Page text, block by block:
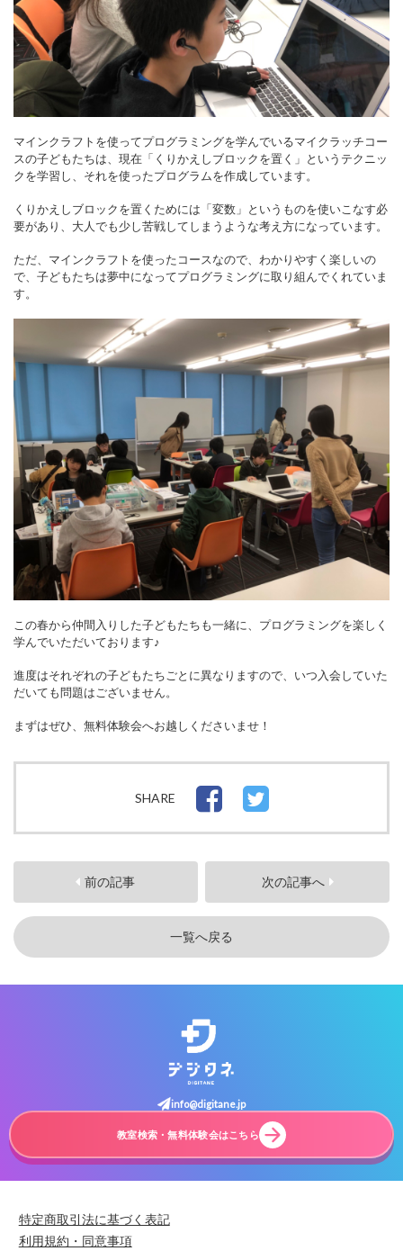
マインクラフトを使ってプログラミングを学んでいるマイクラッチコー
スの子どもたちは、現在「くりかえしブロックを置く」というテクニッ
クを学習し、それを使ったプログラムを作成しています。
くりかえしブロックを置くためには「変数」というものを使いこなす必
要があり、大人でも少し苦戦してしまうような考え方になっています。
ただ、マインクラフトを使ったコースなので、わかりやすく楽しいの
で、子どもたちは夢中になってプログラミングに取り組んでくれていま
す。
この春から仲間入りした子どもたちも一緒に、プログラミングを楽しく
学んでいただいております♪
進度はそれぞれの子どもたちごとに異なりますので、いつ入会していた
だいても問題はございません。
まずはぜひ、 無料体験会へお越しくださいませ！
SHARE
前の記事 次の記事へ
一覧へ戻る
info@digitane.jp
教室検索・無料体験会はこちら
特定商取引法に基づく表記
利用規約・同意事項